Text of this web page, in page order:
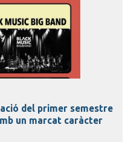
del primer semestre
un marcat caràcter